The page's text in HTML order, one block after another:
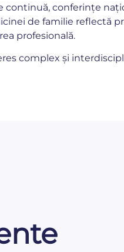
continuă, conferințe
de familie reflectă
profesională.
complex și